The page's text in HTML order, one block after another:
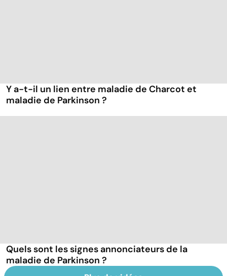
Y a-t-il un lien entre maladie de Charcot et
maladie de Parkinson ?
Quels sont les signes annonciateurs de la
maladie de Parkinson ?